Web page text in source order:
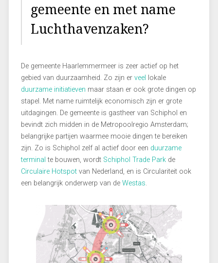
gemeente en met name
Luchthavenzaken?
De gemeente Haarlemmermeer is zeer actief op het
gebied van duurzaamheid. Zo zijn er veel
lokale
duurzame initiatieven maar staan er ook grote dingen op
stapel. Met name ruimtelijk economisch zijn er grote
uitdagingen. De gemeente is gastheer van Schiphol en
bevindt zich midden in de Metropoolregio Amsterdam;
belangrijke partijen waarmee mooie dingen te bereiken
zijn. Zo is Schiphol zelf al actief door een duurzame
terminal te bouwen, wordt Schiphol Trade Parkde
Circulaire Hotspotvan Nederland, en is Circulariteit ook
een belangrijk onderwerp van de Westas.